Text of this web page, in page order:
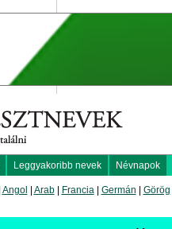
Leggyakoribb nevek Névnapok
Angol Arab| Francia| Germán Görög